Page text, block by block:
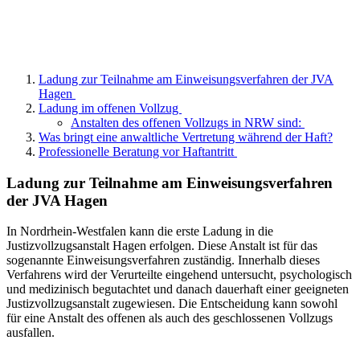
Ladung zur Teilnahme am Einweisungsverfahren der JVA
Hagen
Ladung im offenen Vollzug
Anstalten des offenen Vollzugs in NRW sind:
Was bringt eine anwaltliche Vertretung während der Haft?
Professionelle Beratung vor Haftantritt
Ladung zur Teilnahme am Einweisungsverfahren
der JVA Hagen
In Nordrhein-Westfalen kann die erste Ladung in die
Justizvollzugsanstalt Hagen erfolgen. Diese Anstalt ist für das
sogenannte Einweisungsverfahren zuständig. Innerhalb dieses
Verfahrens wird der Verurteilte eingehend untersucht, psychologisch
und medizinisch begutachtet und danach dauerhaft einer geeigneten
Justizvollzugsanstalt zugewiesen. Die Entscheidung kann sowohl
für eine Anstalt des offenen als auch des geschlossenen Vollzugs
ausfallen.